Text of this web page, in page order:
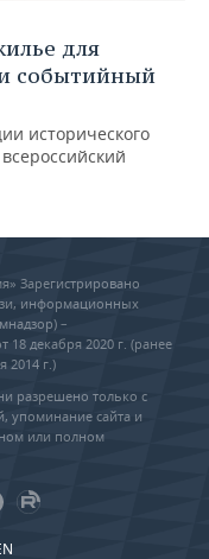
для
событийный
исторического
Зарегистрировано
информационных
–
декабря 2020 г. (ранее
2014 г.)
разрешено только с
упоминание сайта и
или полном